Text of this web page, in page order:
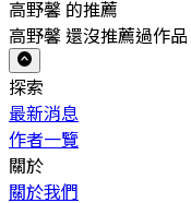
高野馨 的推薦
高野馨 還沒推薦過作品
探索
最新消息
作者一覽
關於
關於我們